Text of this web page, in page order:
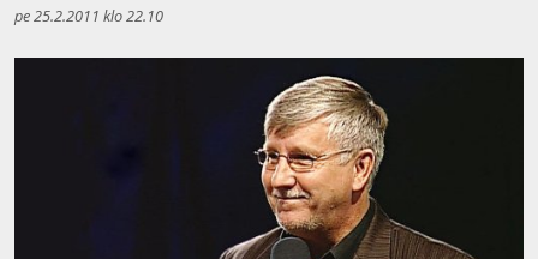
pe 25.2.2011 klo 22.10